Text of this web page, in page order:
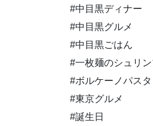
#中目黒ディナー
#中目黒グルメ
#中目黒ごはん
#一枚麺のシュリ
#ボルケーノパスタ
#東京グルメ
#誕生日